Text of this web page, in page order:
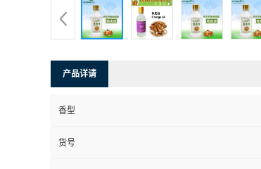
产品详请
香型
货号